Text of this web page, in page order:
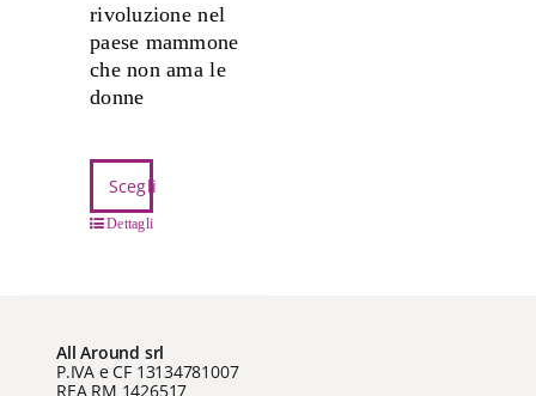
a
rivoluzione nel
paese mammone
che non ama le
donne
Scegli
possono
essere
Dettagli
All Around srl
P.IVA e CF 13134781007
REA RM 1426517